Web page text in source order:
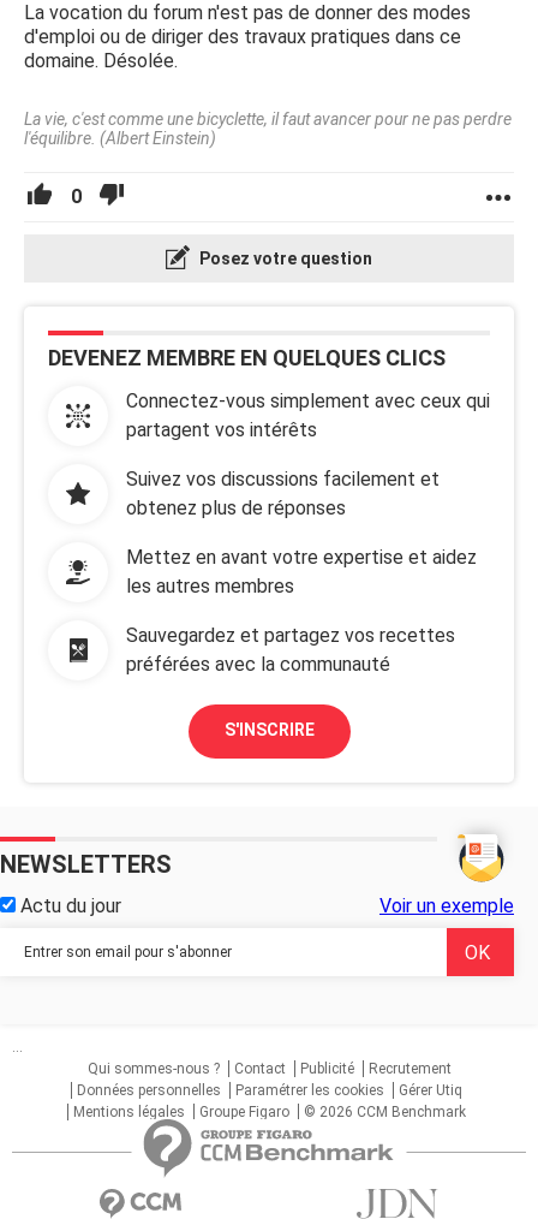
La vocation du forum n'est pas de donner des modes
d'emploi ou de diriger des travaux pratiques dans ce
domaine. Désolée.
La vie, c'est comme une bicyclette, il faut avancer pour ne pas perdre
l'équilibre. (Albert Einstein)
0
Posez votre question
DEVENEZ MEMBRE EN QUELQUES CLICS
Connectez-vous simplement avec ceux qui
partagent vos intérêts
Suivez vos discussions facilement et
obtenez plus de réponses
Mettez en avant votre expertise et aidez
les autres membres
Sauvegardez et partagez vos recettes
préférées avec la communauté
S'INSCRIRE
NEWSLETTERS
Actu du jour Voir un exemple
...
Qui sommes-nous ?
Contact Publicité
Recrutement
Données personnelles
Paramétrer les cookies
Gérer Utiq
Mentions légales
Groupe Figaro © 2026 CCM Benchmark